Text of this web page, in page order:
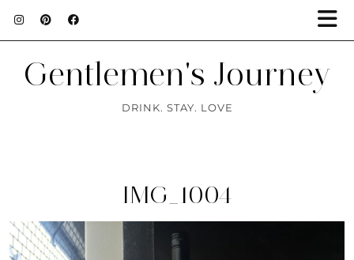
Gentlemen's Journey
DRINK. STAY. LOVE
IMG_1004